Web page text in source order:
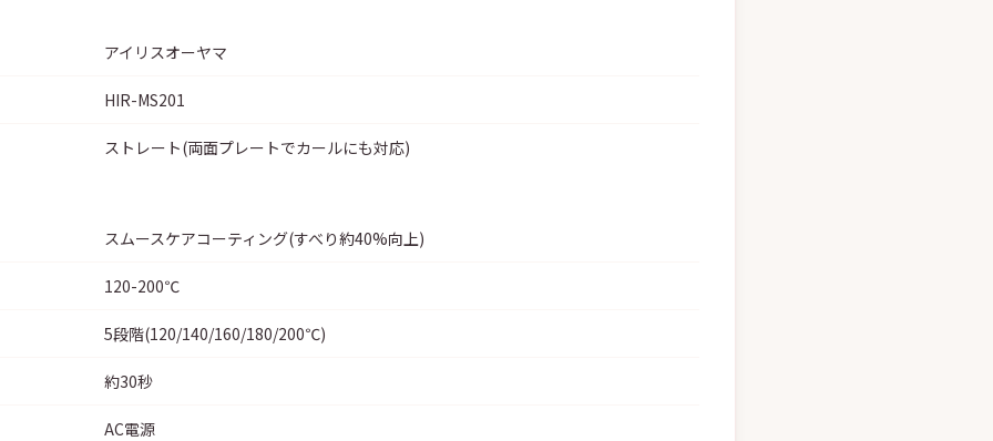
アイリスオーヤマ
HIR-MS201
ストレート(両面プレートでカールにも対応)
スムースケアコーティング(すべり約40%向上)
120-200℃
5段階(120/140/160/180/200℃)
約30秒
AC電源